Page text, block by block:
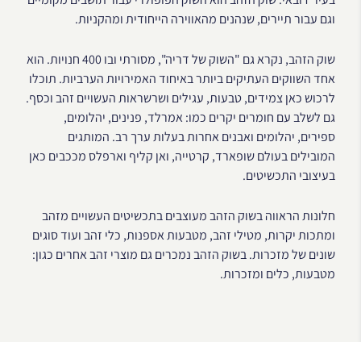
וגם עבור תיירים, שנהנים מהאווירה הייחודית ומהקניות.
שוק הזהב, נקרא גם "השוק של דריה", מסורתי ובו 400 חנויות. הוא
אחד השווקים העתיקים ביותר באיחוד האמירויות הערביות. תוכלו
לרכוש כאן צמידים, טבעות, עגילים ושרשראות העשויים זהב וכסף.
גם לשלב עם חומרים יקרים כמו: אמרלד, פנינים, יהלומים,
ספירים, יהלומים ואבנים אחרות בעלות ערך רב. המותגים
המובילים בעולם שופארד, קרטייה, ואן קליף וארפלס מככבים כאן
בעיצובי התכשיטים.
חלונות הראווה בשוק הזהב מעוצבים בתכשיטים העשויים מזהב
ומתכות יקרות, מטילי זהב, מטבעות אספנות, כלי זהב ועוד סוגים
שונים של מזכרות. בשוק הזהב נמכרים גם מוצרי זהב אחרים כגון:
מטבעות, כלים ומזכרות.